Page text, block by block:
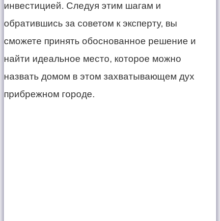
инвестицией. Следуя этим шагам и
обратившись за советом к эксперту, вы
сможете принять обоснованное решение и
найти идеальное место, которое можно
назвать домом в этом захватывающем дух
прибрежном городе.